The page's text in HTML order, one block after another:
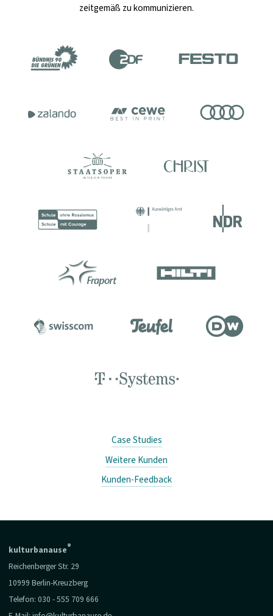
zeitgemäß zu kommunizieren.
Case Studies
Weitere Kunden
Kunden-Feedback
kulturbanause®
Reichenberger Str. 29
10999 Berlin-Kreuzberg
Telefon: 030 - 555 709 666